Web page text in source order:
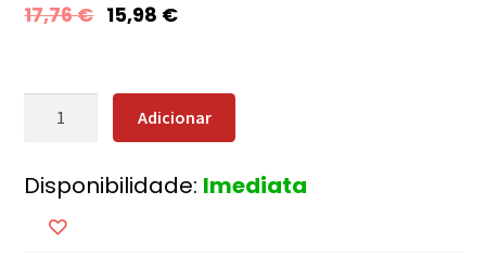
17,76€ 15,98 €
Quantidade
de
Aventureiros
Adicionar
Disponibilidade: Imediata